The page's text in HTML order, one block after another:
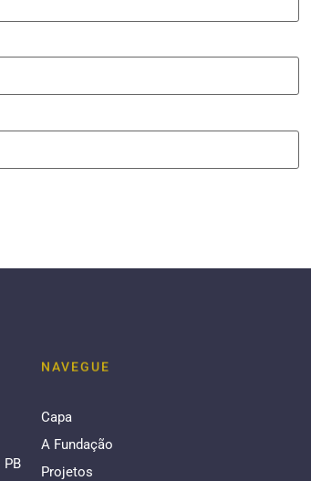
PB
NAVEGUE
Capa
A Fundação
Projetos